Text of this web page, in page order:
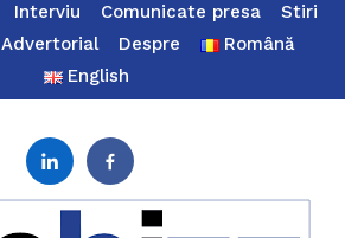
Interviu Comunicate presa
Stiri
Advertorial Despre
Română
English